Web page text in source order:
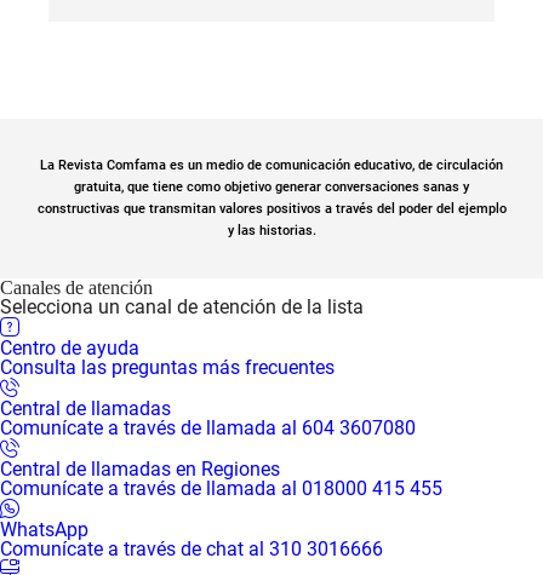
La Revista Comfama es un medio de comunicación educativo, de circulación
gratuita, que tiene como objetivo generar conversaciones sanas y
constructivas que transmitan valores positivos a través del poder del ejemplo
y las historias.
Canales de atención
Selecciona un canal de atención de la lista
Centro de ayuda
Consulta las preguntas más frecuentes
Central de llamadas
Comunícate a través de llamada al 604 3607080
Central de llamadas en Regiones
Comunícate a través de llamada al 018000 415 455
WhatsApp
Comunícate a través de chat al 310 3016666